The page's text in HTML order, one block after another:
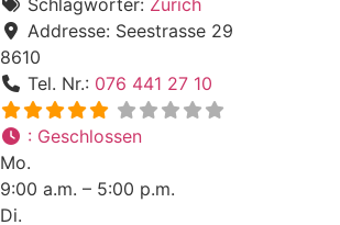
Addresse: Seestrasse 29
8610
Tel. Nr.: 076 441 27 10
: Geschlossen
Mo.
9:00 a.m. – 5:00 p.m.
Di.